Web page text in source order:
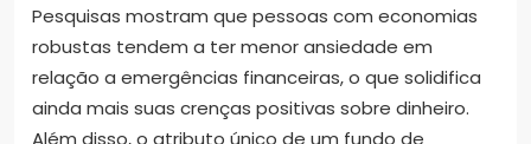
Pesquisas mostram que pessoas com economias
robustas tendem a ter menor ansiedade em
relação a emergências financeiras, o que solidifica
ainda mais suas crenças positivas sobre dinheiro.
Além disso, o atributo único de um fundo de